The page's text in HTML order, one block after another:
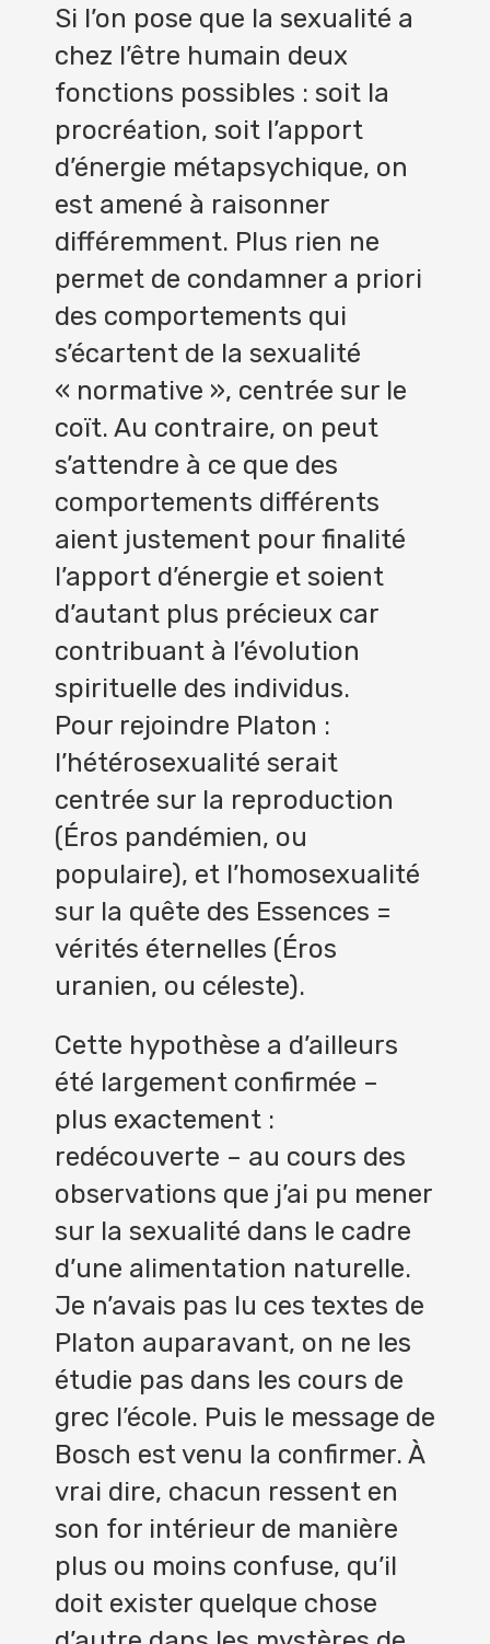
Si l’on pose que la sexualité a
chez l’être humain deux
fonctions possibles : soit la
procréation, soit l’apport
d’énergie métapsychique, on
est amené à raisonner
différemment. Plus rien ne
permet de condamner a priori
des comportements qui
s’écartent de la sexualité
« normative », centrée sur le
coït. Au contraire, on peut
s’attendre à ce que des
comportements différents
aient justement pour finalité
l’apport d’énergie et soient
d’autant plus précieux car
contribuant à l’évolution
spirituelle des individus.
Pour rejoindre Platon :
l’hétérosexualité serait
centrée sur la reproduction
(Éros pandémien, ou
populaire), et l’homosexualité
sur la quête des Essences =
vérités éternelles (Éros
uranien, ou céleste).
Cette hypothèse a d’ailleurs
été largement confirmée –
plus exactement :
redécouverte – au cours des
observations que j’ai pu mener
sur la sexualité dans le cadre
d’une alimentation naturelle.
Je n’avais pas lu ces textes de
Platon auparavant, on ne les
étudie pas dans les cours de
grec l’école. Puis le message de
Bosch est venu la confirmer. À
vrai dire, chacun ressent en
son for intérieur de manière
plus ou moins confuse, qu’il
doit exister quelque chose